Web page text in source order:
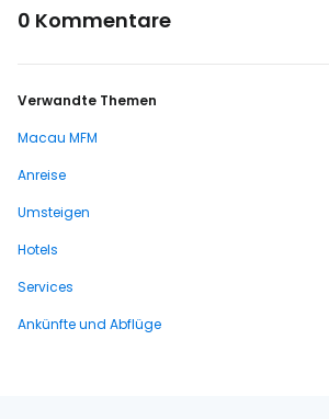
0 Kommentare
Verwandte Themen
Macau MFM
Anreise
Umsteigen
Hotels
Services
Ankünfte und Abflüge